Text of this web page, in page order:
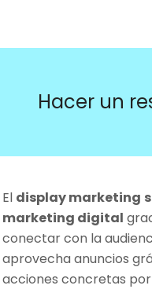
Hacer un
El display marketing
marketing digital
conectar con la
aprovecha anuncios
acciones concretas